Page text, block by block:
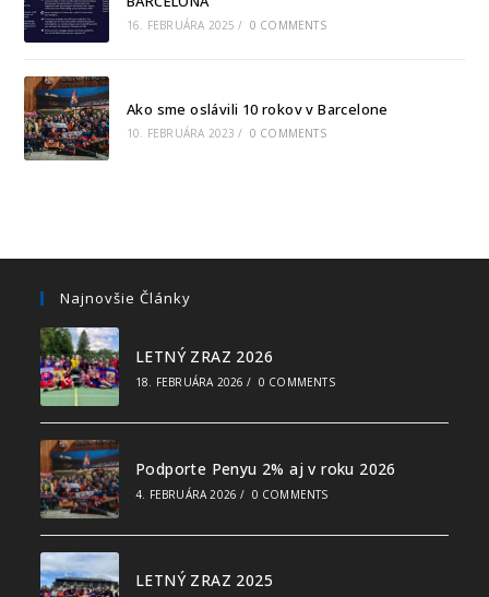
16. FEBRUÁRA 2025 / 0 COMMENTS
Ako sme oslávili 10 rokov v Barcelone
10. FEBRUÁRA 2023 / 0 COMMENTS
Najnovšie Články
LETNÝ ZRAZ 2026
18. FEBRUÁRA 2026 / 0 COMMENTS
Podporte Penyu 2% aj v roku 2026
4. FEBRUÁRA 2026 / 0 COMMENTS
LETNÝ ZRAZ 2025